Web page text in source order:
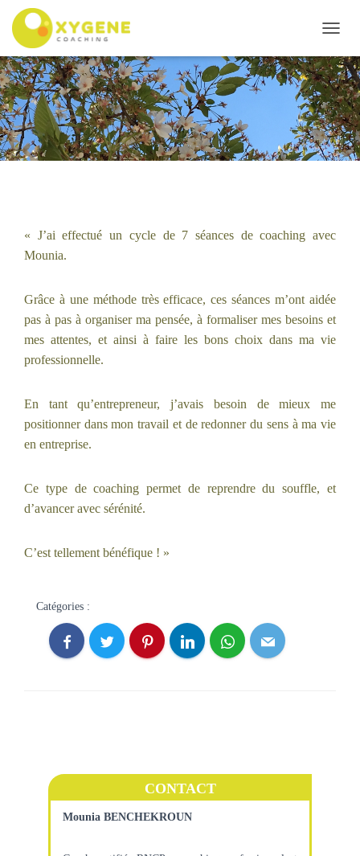
É
P
L
I
E
R
L
I
I
O
Publié paradmin2858le13 juin 2019
« J’ai effectué un cycle de 7 séances de coaching avec
Mounia.
Grâce à une méthode très efficace, ces séances m’ont aidée
pas à pas à organiser ma pensée, à formaliser mes besoins et
mes attentes, et ainsi à faire les bons choix dans ma vie
professionnelle.
En tant qu’entrepreneur, j’avais besoin de mieux me
positionner dans mon travail et de redonner du sens à ma vie
en entreprise.
Ce type de coaching permet de reprendre du souffle, et
d’avancer avec sérénité.
C’est tellement bénéfique ! »
Catégories :
CONTACT
Mounia BENCHEKROUN